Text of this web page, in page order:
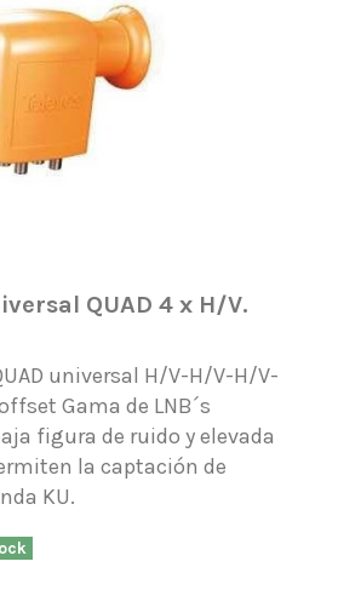
QUAD 4 x H/V.
universal H/V-H/V-H/V-
Gama de LNB´s
figura de ruido y elevada
la captación de
KU.